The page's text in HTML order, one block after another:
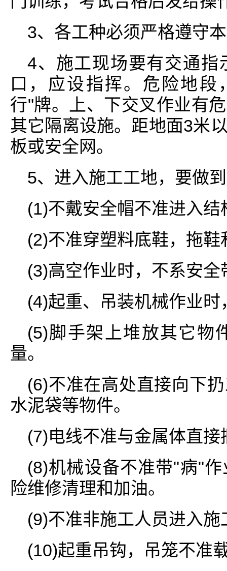
3、各工种必须严格遵守
4、施工现场要有交通指
口，应设指挥。危险地
行"牌。上、下交叉作业有
其它隔离设施。距地面3米
板或安全网。
5、进入施工工地，要做
(1)不戴安全帽不准进入
(2)不准穿塑料底鞋，拖
(3)高空作业时，不系安全
(4)起重、吊装机械作业
(5)脚手架上堆放其它物
量。
(6)不准在高处直接向下
水泥袋等物件。
(7)电线不准与金属体直接
(8)机械设备不准带"病"
险维修清理和加油。
(9)不准非施工人员进入施
(10)起重吊钩，吊笼不准